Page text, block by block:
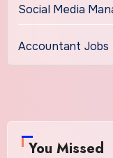
Social Media
Accountant Jobs
You Missed